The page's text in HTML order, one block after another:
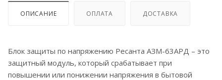
ОПИСАНИЕ ОПЛАТА ДОСТАВКА
Блок защиты по напряжению Ресанта АЗМ-63АРД – это
защитный модуль, который срабатывает при
повышении или понижении напряжения в бытовой